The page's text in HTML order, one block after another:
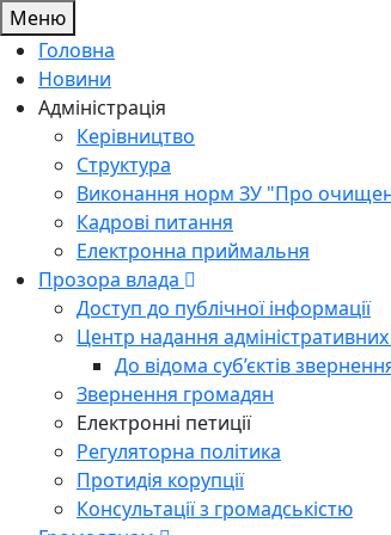
Меню
Головна
Новини
Адміністрація
Керівництво
Структура
Виконання норм ЗУ "Про
Кадрові питання
Електронна приймальня
Прозора влада
Доступ до публічної інформації
Центр надання адміністративних
До відома суб’єктів
Звернення громадян
Електронні петиції
Регуляторна політика
Протидія корупції
Консультації з громадськістю